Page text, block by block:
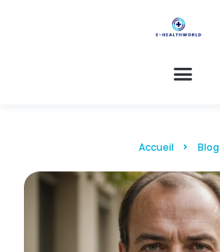
Accueil Blog